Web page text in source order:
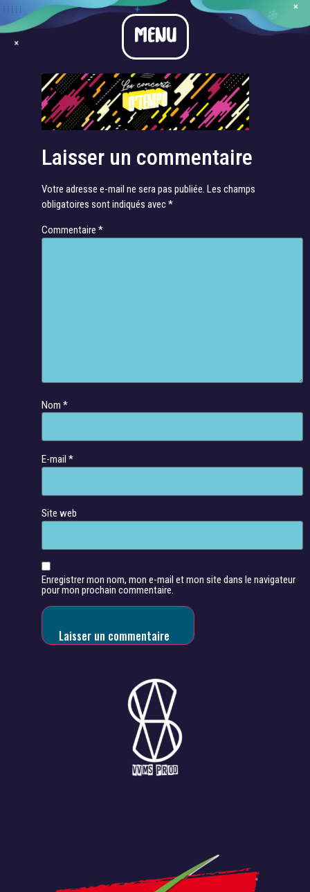
MENU
2
Laisser un commentaire
Votre adresse e-mail ne sera pas publiée. Les champs
obligatoires sont indiqués avec*
Commentaire *
Nom *
E-mail *
Site web
Enregistrer mon nom, mon e-mail et mon site dans le navigateur
pour mon prochain commentaire.